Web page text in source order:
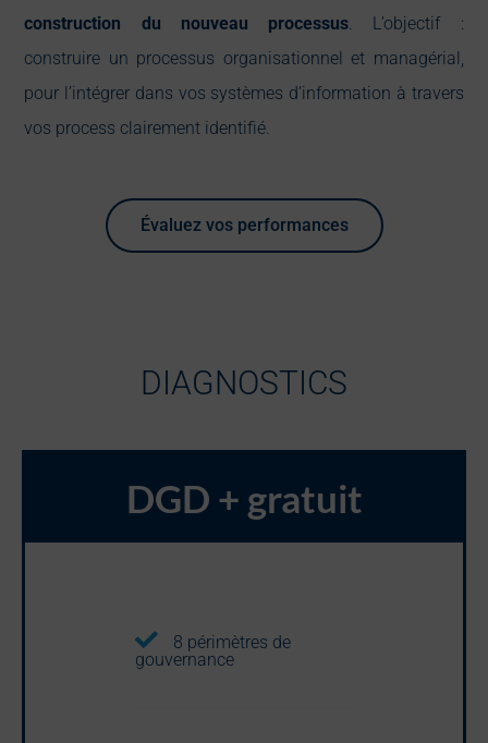
construction du nouveau processus . L’objectif :
construire un processus organisationnel et managérial,
pour l’intégrer dans vos systèmes d’information à travers
vos process clairement identifié.
Évaluez vos performances
DIAGNOSTICS
DGD + gratuit
8 périmètres de
gouvernance